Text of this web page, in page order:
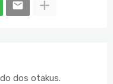
dos otakus.